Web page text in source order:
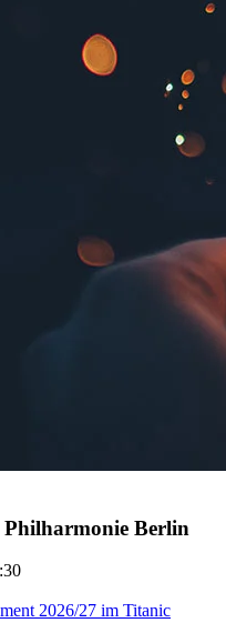
Berlin
2026/27 im Titanic